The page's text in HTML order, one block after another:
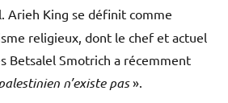
Arieh King se définit comme
religieux, dont le chef et actuel
Betsalel Smotrich a récemment
n’existe pas».